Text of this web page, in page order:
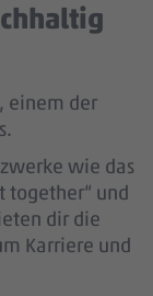
einem der
wie das
together“ und
dir die
Karriere und